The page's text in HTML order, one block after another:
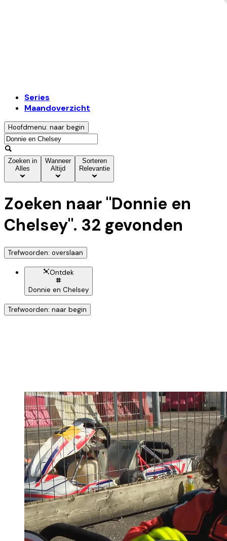
Series
Maandoverzicht
Hoofdmenu: naar begin
Zoeken in
Alles
Wanneer
Altijd
Sorteren
Relevantie
Zoeken naar "Donnie en
Chelsey". 32 gevonden
Trefwoorden: overslaan
Ontdek
Donnie en Chelsey
Trefwoorden: naar begin